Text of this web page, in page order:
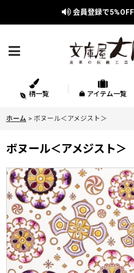
会員登録で5%OFF
柄一覧 アイテム一覧
ホーム > ボヌール＜アメジスト＞
ボヌール＜アメジスト＞